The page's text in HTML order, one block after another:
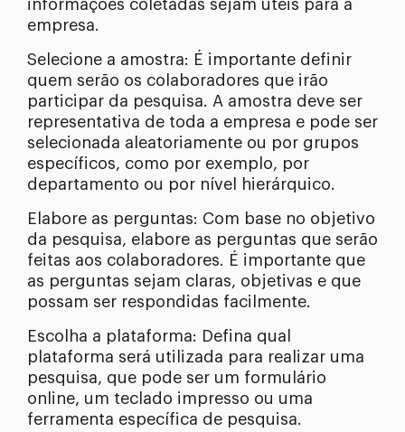
informações coletadas sejam úteis para a
empresa.
Selecione a amostra: É importante definir
quem serão os colaboradores que irão
participar da pesquisa. A amostra deve ser
representativa de toda a empresa e pode ser
selecionada aleatoriamente ou por grupos
específicos, como por exemplo, por
departamento ou por nível hierárquico.
Elabore as perguntas: Com base no objetivo
da pesquisa, elabore as perguntas que serão
feitas aos colaboradores. É importante que
as perguntas sejam claras, objetivas e que
possam ser respondidas facilmente.
Escolha a plataforma: Defina qual
plataforma será utilizada para realizar uma
pesquisa, que pode ser um formulário
online, um teclado impresso ou uma
ferramenta específica de pesquisa.